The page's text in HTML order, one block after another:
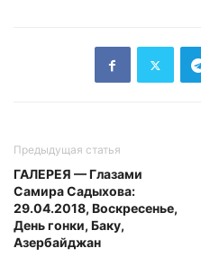
Предыдущая статья
ГАЛЕРЕЯ — Глазами
Самира Садыхова:
29.04.2018, Воскресенье,
День гонки, Баку,
Азербайджан